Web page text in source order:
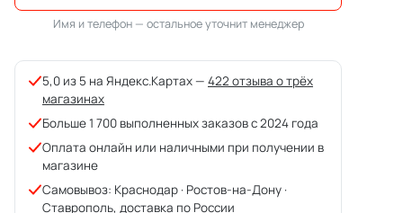
Имя и телефон — остальное уточнит менеджер
5,0 из 5 на Яндекс.Картах — 422 отзыва о трёх
магазинах
Больше 1 700 выполненных заказов с 2024 года
Оплата онлайн или наличными при получении в
магазине
Самовывоз: Краснодар · Ростов-на-Дону ·
Ставрополь, доставка по России